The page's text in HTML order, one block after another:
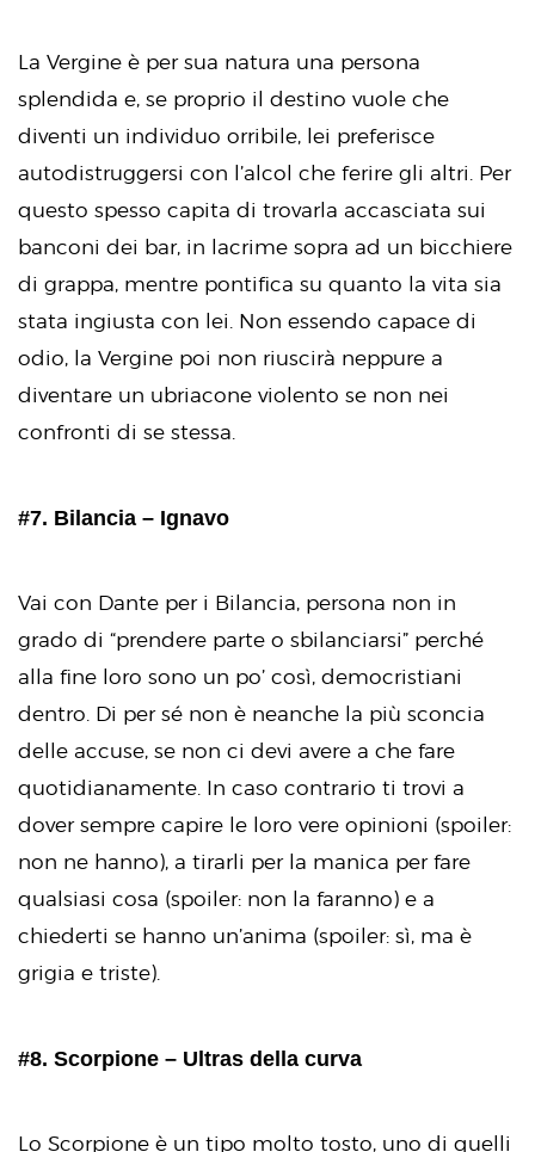
La Vergine è per sua natura una persona
splendida e, se proprio il destino vuole che
diventi un individuo orribile, lei preferisce
autodistruggersi con l’alcol che ferire gli altri. Per
questo spesso capita di trovarla accasciata sui
banconi dei bar, in lacrime sopra ad un bicchiere
di grappa, mentre pontifica su quanto la vita sia
stata ingiusta con lei. Non essendo capace di
odio, la Vergine poi non riuscirà neppure a
diventare un ubriacone violento se non nei
confronti di se stessa.
#7. Bilancia – Ignavo
Vai con Dante per i Bilancia, persona non in
grado di “prendere parte o sbilanciarsi” perché
alla fine loro sono un po’ così, democristiani
dentro. Di per sé non è neanche la più sconcia
delle accuse, se non ci devi avere a che fare
quotidianamente. In caso contrario ti trovi a
dover sempre capire le loro vere opinioni (spoiler:
non ne hanno), a tirarli per la manica per fare
qualsiasi cosa (spoiler: non la faranno) e a
chiederti se hanno un’anima (spoiler: sì, ma è
grigia e triste).
#8. Scorpione – Ultras della curva
Lo Scorpione è un tipo molto tosto, uno di quelli